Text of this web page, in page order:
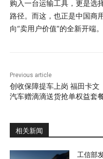
购入一台运输工具，更是选
路径。而这，也正是中国商
向“卖用户价值”的全新开端。
Previous article
创收保障提车上岗 福田卡文
汽车赠滴滴送货抢单权益套
相关新闻
工信部